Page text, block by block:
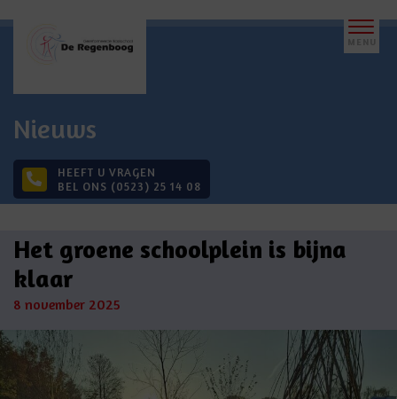
Nieuws
HEEFT U VRAGEN
BEL ONS (0523) 25 14 08
Het groene schoolplein is bijna
klaar
8 november 2025